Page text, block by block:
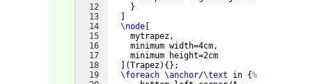
12
13
14
15
16
17
18
19
}
\node
    mytrapez,
    minimum width=4cm,
    minimum height=2cm
(Trapez) { } ;
\foreach \anchor/\text in {%